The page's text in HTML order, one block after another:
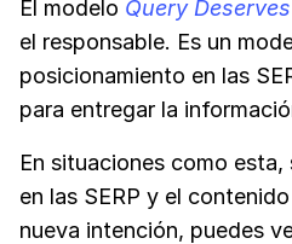
El modelo Query
el responsable. Es un
posicionamiento en las
para entregar la
En situaciones como
en las SERP y el
nueva intención, puedes